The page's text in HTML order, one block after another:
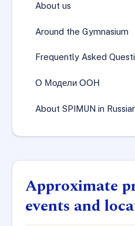
About us
Around the Gymnasium
Frequently Asked
О Модели ООН
About SPIMUN in
Approximate
events and